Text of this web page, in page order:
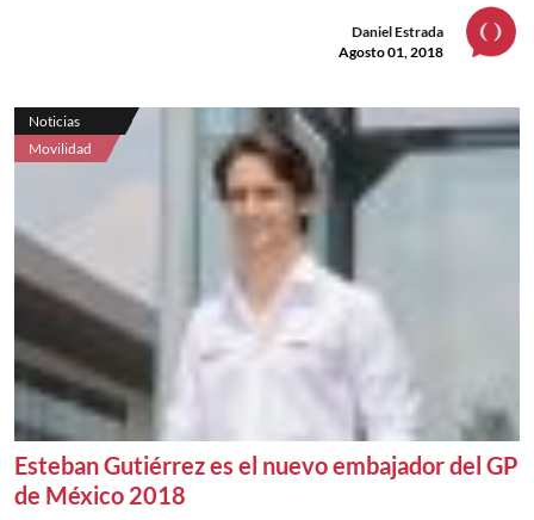
Daniel Estrada
Agosto 01, 2018
Noticias
Movilidad
Esteban Gutiérrez es el nuevo embajador del GP
de México 2018